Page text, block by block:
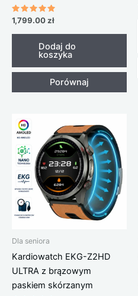
Oceniono
5.00
na 5
1,799.00zł
Dodaj do
koszyka
Porównaj
Dla seniora
Kardiowatch EKG-Z2HD
ULTRA z brązowym
paskiem skórzanym